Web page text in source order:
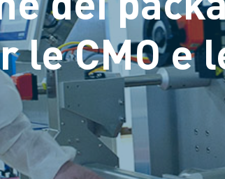
le CMO e